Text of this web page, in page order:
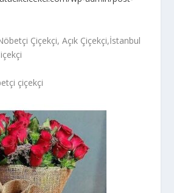
Çiçekçi, Açık Çiçekçi,İstanbul
çiçekçi